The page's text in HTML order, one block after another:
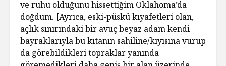
ve ruhu olduğunu hissettiğim Oklahoma’da
doğdum. [Ayrıca, eski-püskü kıyafetleri olan,
açlık sınırındaki bir avuç beyaz adam kendi
bayraklarıyla bu kıtanın sahiline/kıyısına vurup
da görebildikleri topraklar yanında